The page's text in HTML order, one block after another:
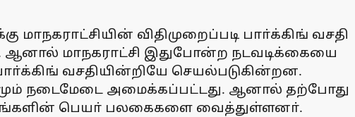
விதிமுறைப்படி பாா்க்கிங் வசதி
ஆனால் மாநகராட்சி இதுபோன்ற நடவடிக்கையை
வசதியின்றியே செயல்படுகின்றன.
நடைமேடை அமைக்கப்பட்டது. ஆனால் தற்போது
பெயா் பலகைகளை வைத்துள்ளனா்.